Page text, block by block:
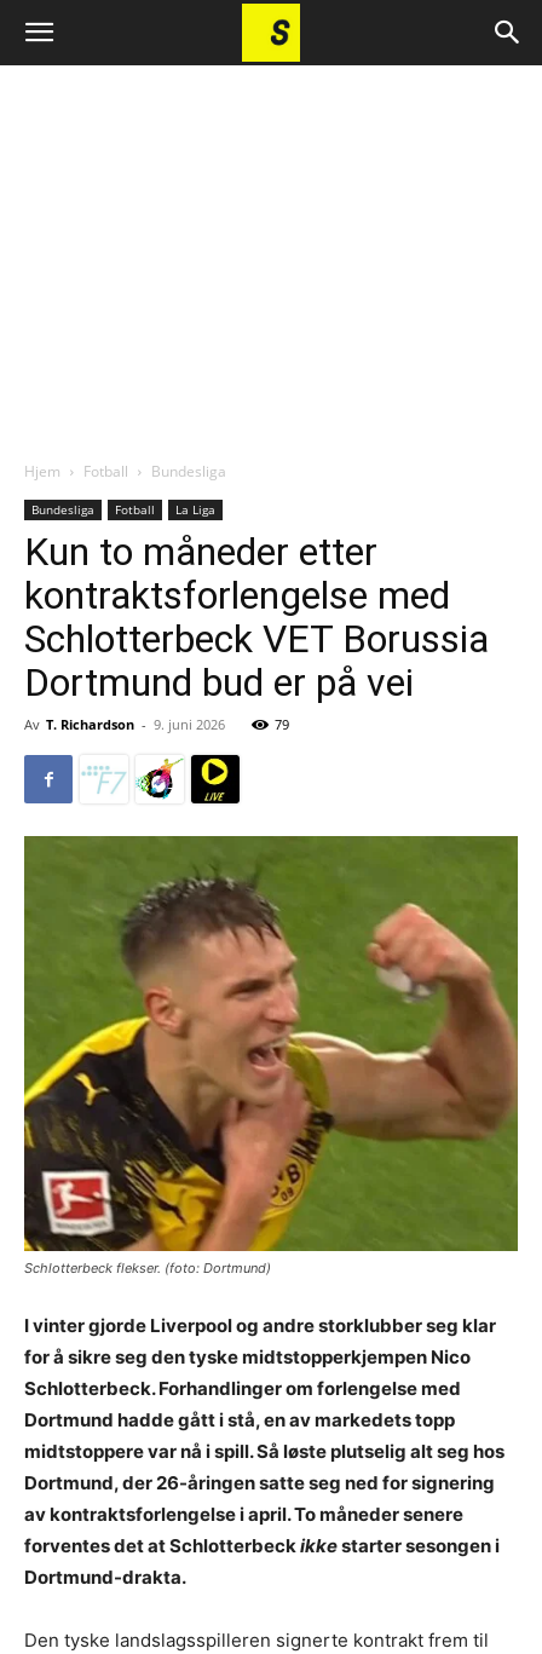
Hjem Fotball Bundesliga
Bundesliga Fotball La Liga
Kun to måneder etter
kontraktsforlengelse med
Schlotterbeck VET Borussia
Dortmund bud er på vei
Av T. Richardson - 9. juni 2026 79
Schlotterbeck flekser. (foto: Dortmund)
I vinter gjorde Liverpool og andre storklubber seg klar
for å sikre seg den tyske midtstopperkjempen Nico
Schlotterbeck. Forhandlinger om forlengelse med
Dortmund hadde gått i stå, en av markedets topp
midtstoppere var nå i spill. Så løste plutselig alt seg hos
Dortmund, der 26-åringen satte seg ned for signering
av kontraktsforlengelse i april. To måneder senere
forventes det at Schlotterbeckikkestarter sesongen i
Dortmund-drakta.
Den tyske landslagsspilleren signerte kontrakt frem til